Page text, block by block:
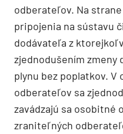
odberateľov. Na
pripojenia na sústavu
dodávateľa z
zjednodušením zmeny
plynu bez poplatkov. V
odberateľov sa
zavádzajú sa osobitné
zraniteľných